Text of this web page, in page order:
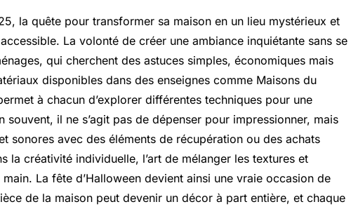
la quête pour transformer sa maison en un lieu mystérieux et
La volonté de créer une ambiance inquiétante sans se
qui cherchent des astuces simples, économiques mais
disponibles dans des enseignes comme Maisons du
à chacun d’explorer différentes techniques pour une
souvent, il ne s’agit pas de dépenser pour impressionner, mais
sonores avec des éléments de récupération ou des achats
la créativité individuelle, l’art de mélanger les textures et
main. La fête d’Halloween devient ainsi une vraie occasion de
de la maison peut devenir un décor à part entière, et chaque